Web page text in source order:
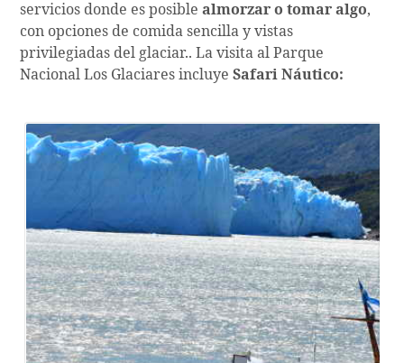
servicios donde es posiblealmorzar o tomar algo,
con opciones de comida sencilla y vistas
privilegiadas del glaciar.. La visita al Parque
Nacional Los Glaciares incluyeSafari Náutico: